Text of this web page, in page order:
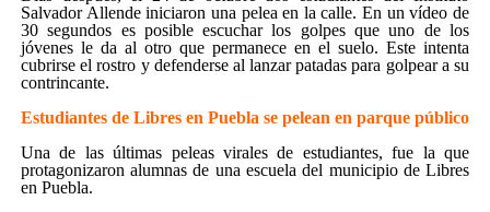
Salvador Allende iniciaron una pelea en la calle. En un vídeo de
30 segundos es posible escuchar los golpes que uno de los
jóvenes le da al otro que permanece en el suelo. Este intenta
cubrirse el rostro y defenderse al lanzar patadas para golpear a su
contrincante.
Estudiantes de Libres en Puebla se pelean en parque público
Una de las últimas peleas virales de estudiantes, fue la que
protagonizaron alumnas de una escuela del municipio de Libres
en Puebla.